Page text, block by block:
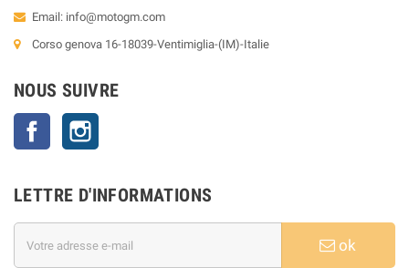
Email: info@motogm.com
Corso genova 16-18039-Ventimiglia-(IM)-Italie
NOUS SUIVRE
Facebook
LETTRE D'INFORMATIONS
ok